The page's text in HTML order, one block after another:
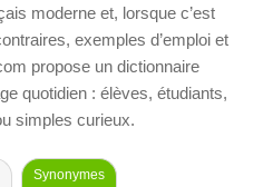
moderne et, lorsque c’est
exemples d’emploi et
propose un dictionnaire
quotidien : élèves, étudiants,
simples curieux.
Synonymes